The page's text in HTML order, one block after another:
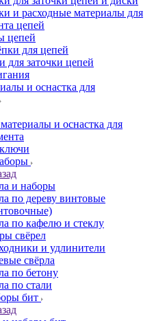
и расходные материалы для
цепей
цепей
для цепей
для заточки цепей
и оснастка для
и оснастка для
и наборы
по дереву винтовые
по кафелю и стеклу
свёрел
и удлинители
свёрла
по бетону
по стали
бит